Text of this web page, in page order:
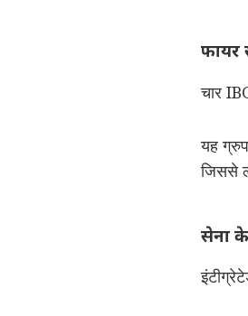
फायर
चार
यह
जिससे
सेना